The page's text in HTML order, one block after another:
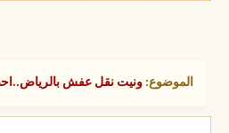
الموضوع: ونيت نقل عفش بالرياض..احصل على خصم 20%على أول